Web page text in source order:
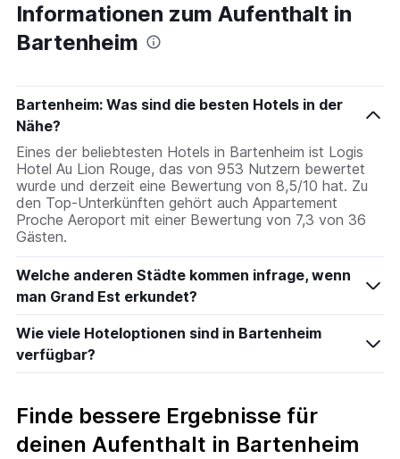
Informationen zum Aufenthalt in
Bartenheim
Bartenheim: Was sind die besten Hotels in der
Nähe?
Eines der beliebtesten Hotels in Bartenheim ist Logis
Hotel Au Lion Rouge, das von 953 Nutzern bewertet
wurde und derzeit eine Bewertung von 8,5/10 hat. Zu
den Top-Unterkünften gehört auch Appartement
Proche Aeroport mit einer Bewertung von 7,3 von 36
Gästen.
Welche anderen Städte kommen infrage, wenn
man Grand Est erkundet?
Wie viele Hoteloptionen sind in Bartenheim
verfügbar?
Finde bessere Ergebnisse für
deinen Aufenthalt in Bartenheim